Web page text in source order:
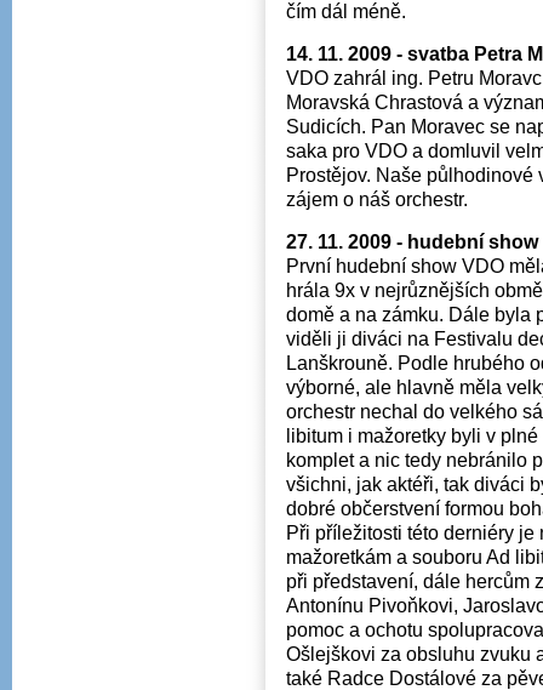
čím dál méně.
14. 11. 2009 - svatba Petra
VDO zahrál ing. Petru
Moravská Chrastová a
Sudicích. Pan Moravec se
saka pro VDO a domluvil
Prostějov. Naše
zájem o náš orchestr.
27. 11. 2009 - hudební
První hudební show VDO
hrála 9x v nejrůznějších
domě a na zámku. Dále byla
viděli ji diváci na Festivalu
Lanškrouně. Podle hrubého
výborné, ale hlavně měla
orchestr nechal do velkého
libitum i mažoretky byli v
komplet a nic tedy nebránilo
všichni, jak aktéři, tak diváci
dobré občerstvení formou
Při příležitosti této derniéry
mažoretkám a souboru Ad
při představení, dále hercům
Antonínu Pivoňkovi,
pomoc a ochotu
Ošlejškovi za obsluhu zvuku
také Radce Dostálové za